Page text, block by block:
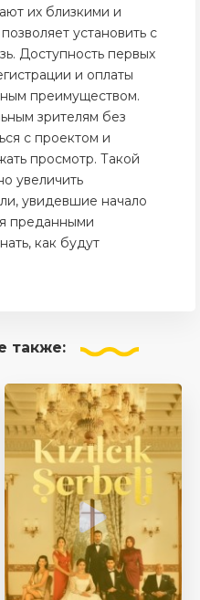
их близкими и
установить с
Доступность первых
и оплаты
преимуществом.
зрителям без
с проектом и
просмотр. Такой
увеличить
увидевшие начало
преданными
как будут
также: